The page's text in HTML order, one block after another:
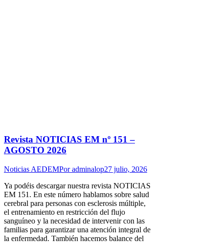
Revista NOTICIAS EM nº 151 –
AGOSTO 2026
Noticias AEDEMPoradminalop27 julio, 2026
Ya podéis descargar nuestra revista NOTICIAS
EM 151. En este número hablamos sobre salud
cerebral para personas con esclerosis múltiple,
el entrenamiento en restricción del flujo
sanguíneo y la necesidad de intervenir con las
familias para garantizar una atención integral de
la enfermedad. También hacemos balance del